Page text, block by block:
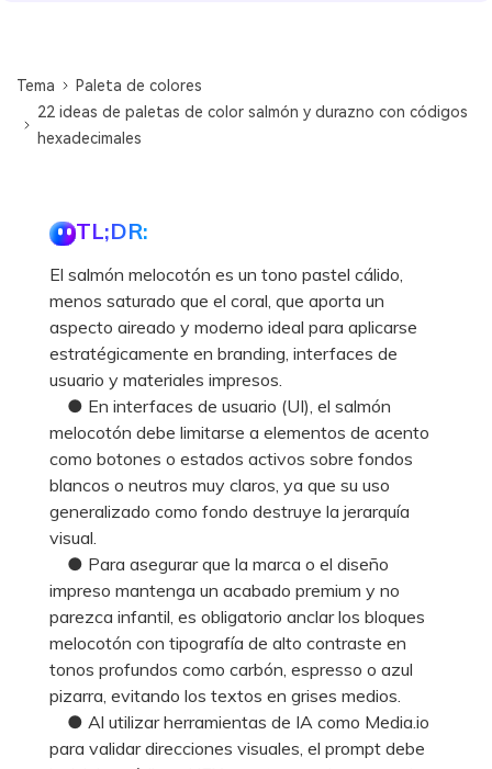
Tema
Paleta de colores
22 ideas de paletas de color salmón y durazno con códigos
hexadecimales
TL;DR:
El salmón melocotón es un tono pastel cálido,
menos saturado que el coral, que aporta un
aspecto aireado y moderno ideal para aplicarse
estratégicamente en branding, interfaces de
usuario y materiales impresos.
● En interfaces de usuario (UI), el salmón
melocotón debe limitarse a elementos de acento
como botones o estados activos sobre fondos
blancos o neutros muy claros, ya que su uso
generalizado como fondo destruye la jerarquía
visual.
● Para asegurar que la marca o el diseño
impreso mantenga un acabado premium y no
parezca infantil, es obligatorio anclar los bloques
melocotón con tipografía de alto contraste en
tonos profundos como carbón, espresso o azul
pizarra, evitando los textos en grises medios.
● Al utilizar herramientas de IA como Media.io
para validar direcciones visuales, el prompt debe